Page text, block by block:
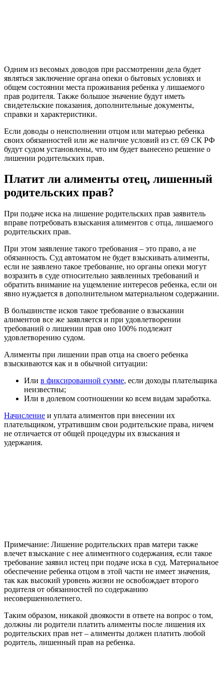
Одним из весомых доводов при рассмотрении дела будет
являться заключение органа опеки о бытовых условиях и
общем состоянии места проживания ребенка у лишаемого
прав родителя. Также большое значение будут иметь
свидетельские показания, дополнительные документы,
справки и характеристики.
Если доводы о неисполнении отцом или матерью ребенка
своих обязанностей или же наличие условий из ст. 69 СК РФ
будут судом установлены, что им будет вынесено решение о
лишении родительских прав.
Платит ли алименты отец, лишенный
родительских прав?
При подаче иска на лишение родительских прав заявитель
вправе потребовать взыскания алиментов с отца, лишаемого
родительских прав.
При этом заявление такого требования – это право, а не
обязанность. Суд автоматом не будет взыскивать алименты,
если не заявлено такое требование, но органы опеки могут
возразить в суде относительно заявленных требований и
обратить внимание на ущемление интересов ребенка, если он
явно нуждается в дополнительном материальном содержании.
В большинстве исков такое требование о взыскании
алиментов все же заявляется и при удовлетворении
требований о лишении прав оно 100% подлежит
удовлетворению судом.
Алименты при лишении прав отца на своего ребенка
взыскиваются как и в обычной ситуации:
Или в фиксированной сумме, если доходы плательщика
неизвестны;
Или в долевом соотношении ко всем видам заработка.
Начисление и уплата алиментов при внесении их
плательщиком, утратившим свои родительские права, ничем
не отличается от общей процедуры их взыскания и
удержания.
Примечание: Лишение родительских прав матери также
влечет взыскание с нее алиментного содержания, если такое
требование заявил истец при подаче иска в суд. Материальное
обеспечение ребенка отцом в этой части не имеет значения,
так как высокий уровень жизни не освобождает второго
родителя от обязанностей по содержанию
несовершеннолетнего.
Таким образом, никакой двоякости в ответе на вопрос о том,
должны ли родители платить алименты после лишения их
родительских прав нет – алименты должен платить любой
родитель, лишенный прав на ребенка.